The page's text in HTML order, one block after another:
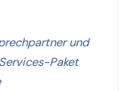
und
Paket